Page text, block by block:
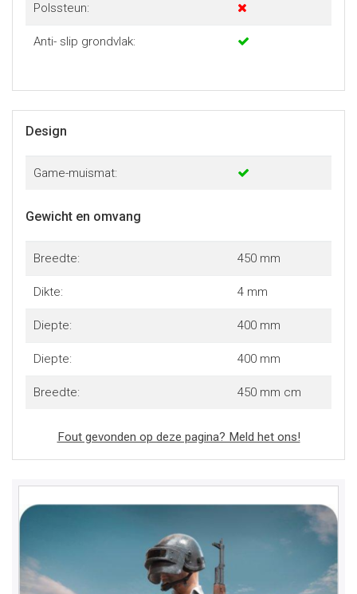
Polssteun:
Anti- slip grondvlak:
Design
Game-muismat:
Gewicht en omvang
Breedte: 450 mm
Dikte: 4 mm
Diepte: 400 mm
Diepte: 400 mm
Breedte: 450 mm cm
Fout gevonden op deze pagina? Meld het ons!